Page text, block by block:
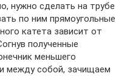
нужно сделать на трубе
по ним прямоугольные
катета зависит от
полученные
меньшего
между собой, зачищаем